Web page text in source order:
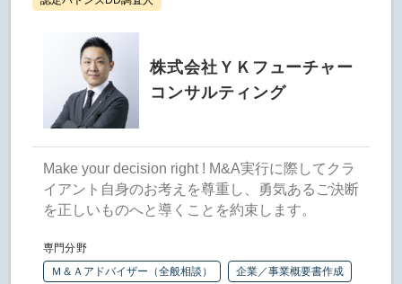
株式会社ＹＫフューチャー
コンサルティング
Make your decision right ! M&A実行に際してクラ
イアント自身のお考えを尊重し、勇気あるご決断
を正しいものへと導くことを約束します。
専門分野
Ｍ＆Ａアドバイザー（全般相談）
企業／事業概要書作成